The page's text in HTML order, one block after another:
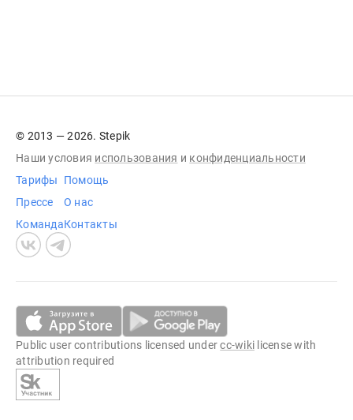
© 2013 — 2026. Stepik
Наши условия использования и конфиденциальности
Тарифы
Прессе
Команда
Помощь
О нас
Контакты
Public user contributions licensed undercc-wiki license with
attribution required